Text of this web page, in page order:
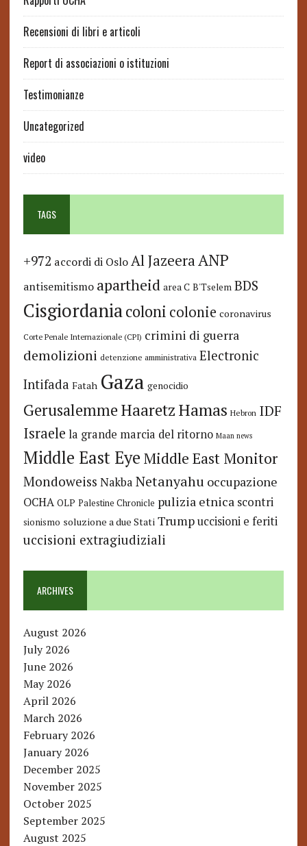
Recensioni di libri e articoli
Report di associazioni o istituzioni
Testimonianze
Uncategorized
video
TAGS
+972 accordi di Oslo Al JazeeraANP
antisemitismo apartheid area C B'Tselem BDS
Cisgiordaniacoloni colonie coronavirus
Corte Penale Internazionale (CPI) crimini di guerra
demolizioni detenzione amministrativa Electronic
Intifada Fatah Gaza genocidio
GerusalemmeHaaretzHamas Hebron IDF
Israele la grande marcia del ritorno Maan news
Middle East Eye Middle East Monitor
Mondoweiss Nakba Netanyahu occupazione
OCHA OLP Palestine Chronicle pulizia etnica scontri
sionismo soluzione a due Stati Trump uccisioni e feriti
uccisioni extragiudiziali
ARCHIVES
August 2026
July 2026
June 2026
May 2026
April 2026
March 2026
February 2026
January 2026
December 2025
November 2025
October 2025
September 2025
August 2025